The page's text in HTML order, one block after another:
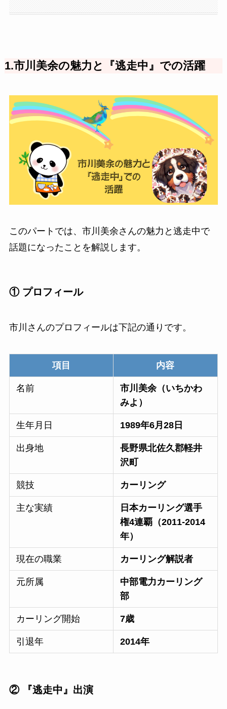
1.市川美余の魅力と『逃走中』での活躍
このパートでは、市川美余さんの魅力と逃走中で
話題になったことを解説します。
① プロフィール
市川さんのプロフィールは下記の通りです。
項目 内容
名前
市川美余（いちかわ
みよ）
生年月日 1989年6月28日
出身地
長野県北佐久郡軽井
沢町
競技 カーリング
主な実績
日本カーリング選手
権4連覇（2011-2014
年）
現在の職業 カーリング解説者
元所属
中部電力カーリング
部
カーリング開始 7歳
引退年 2014年
② 『逃走中』出演